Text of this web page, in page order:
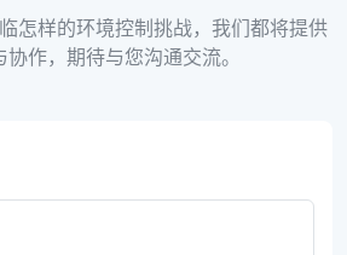
怎样的环境控制挑战，我们都将提供
协作，期待与您沟通交流。